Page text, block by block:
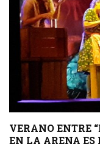
VERANO ENTRE
EN LA ARENA ES